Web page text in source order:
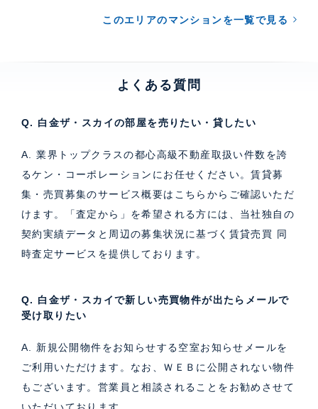
このエリアのマンションを一覧で見る
よくある質問
Q. 白金ザ・スカイの部屋を売りたい・貸したい
A. 業界トップクラスの都心高級不動産取扱い件数を誇
るケン・コーポレーションにお任せください。賃貸募
集・売買募集のサービス概要はこちら からご確認いただ
けます。「査定から」を希望される方には、当社独自の
契約実績データと周辺の募集状況に基づく 賃貸売買 同
時査定サービス を提供しております。
Q. 白金ザ・スカイで新しい売買物件が出たらメールで
受け取りたい
A. 新規公開物件をお知らせする空室お知らせメールを
ご利用いただけます。なお、ＷＥＢに公開されない物件
もございます。営業員と相談されることをお勧めさせて